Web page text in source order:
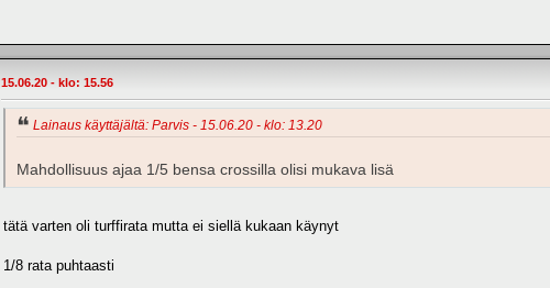
15.06.20 - klo: 15.56
Lainaus käyttäjältä: Parvis - 15.06.20 - klo: 13.20
Mahdollisuus ajaa 1/5 bensa crossilla olisi mukava lisä
tätä varten oli turffirata mutta ei siellä kukaan käynyt
1/8 rata puhtaasti